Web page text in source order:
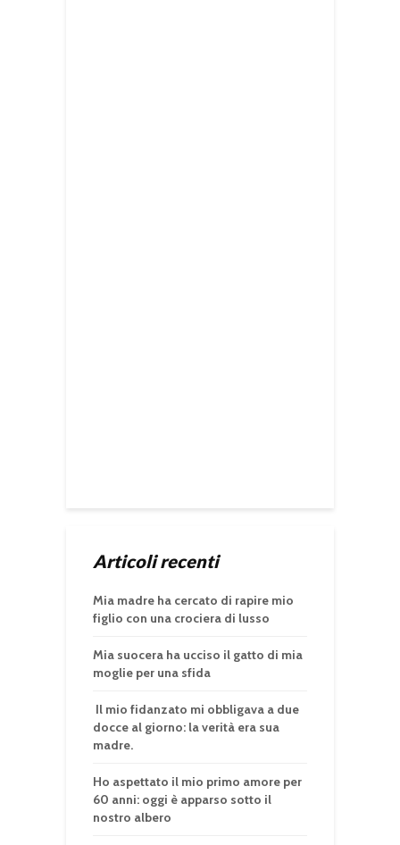
Articoli recenti
Mia madre ha cercato di rapire mio
figlio con una crociera di lusso
Mia suocera ha ucciso il gatto di mia
moglie per una sfida
Il mio fidanzato mi obbligava a due
docce al giorno: la verità era sua
madre.
Ho aspettato il mio primo amore per
60 anni: oggi è apparso sotto il
nostro albero